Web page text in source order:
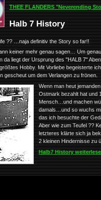
THEE FLANDERS "Neverending
Halb 7 History
?? …naja definitiv the Story so far!!
keiner mehr genau sagen… Um
da liegt der Ursprung des "HALB 7"
Hobby. Mit Vorliebe begeisterte
gescheut um dem Verlangen zu frönen.
Wenn man heut
Ostmark bezahlt hat und
Mensch…und machen
damals…und so wuchs
das ich besuchte der
Aber wie zum Teufel ??
letzteres klärte sich ja
2 kleinen Hindernisse zu
Halb7 History